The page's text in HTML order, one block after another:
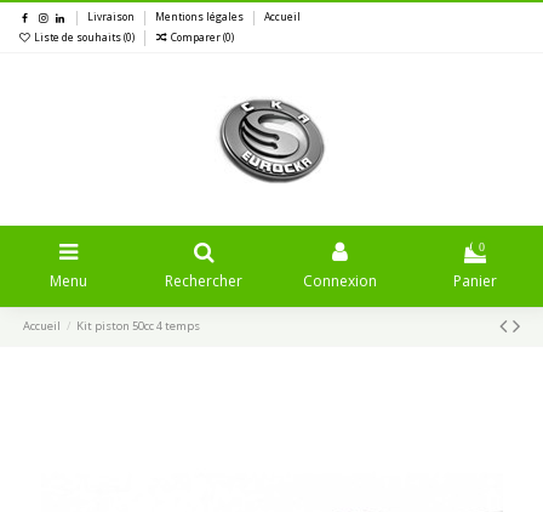
Livraison Mentions légales
Accueil
Liste de souhaits (0) Comparer (0)
Menu Rechercher Connexion
0
Panier
Accueil Kit piston 50cc 4 temps